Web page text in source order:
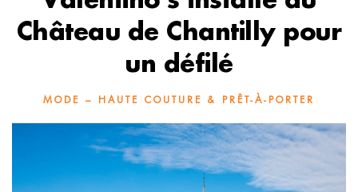
Château de Chantilly pour
un défilé
MODE – HAUTE COUTURE & PRÊT-À-PORTER